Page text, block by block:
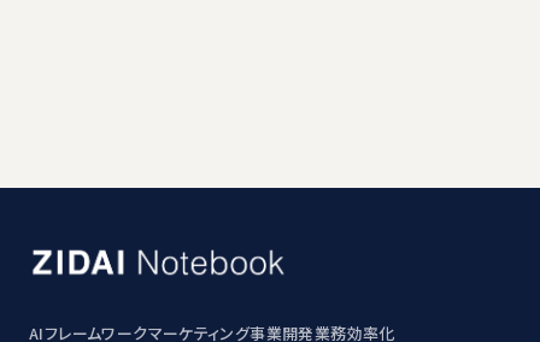
AIフレームワークマーケティング事業開発業務効率化